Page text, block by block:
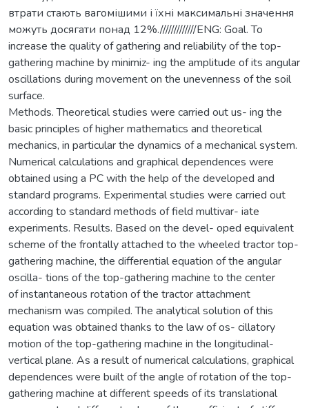
втрати стають вагомішими і їхні максимальні значення
можуть досягати понад 12%./////////////ENG: Goal. To
increase the quality of gathering and reliability of the top-
gathering machine by minimiz- ing the amplitude of its angular
oscillations during movement on the unevenness of the soil
surface.
Methods. Theoretical studies were carried out us- ing the
basic principles of higher mathematics and theoretical
mechanics, in particular the dynamics of a mechanical system.
Numerical calculations and graphical dependences were
obtained using a PC with the help of the developed and
standard programs. Experimental studies were carried out
according to standard methods of field multivar- iate
experiments. Results. Based on the devel- oped equivalent
scheme of the frontally attached to the wheeled tractor top-
gathering machine, the differential equation of the angular
oscilla- tions of the top-gathering machine to the center
of instantaneous rotation of the tractor attachment
mechanism was compiled. The analytical solution of this
equation was obtained thanks to the law of os- cillatory
motion of the top-gathering machine in the longitudinal-
vertical plane. As a result of numerical calculations, graphical
dependences were built of the angle of rotation of the top-
gathering machine at different speeds of its translational